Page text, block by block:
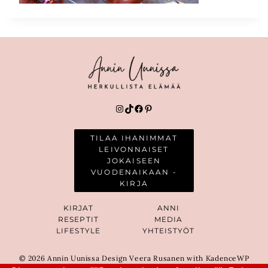
Instagram
TikTok
Facebook
Pinterest
TILAA IHANIMMAT
LEIVONNAISET
JOKAISEEN
VUODENAIKAAN -
KIRJA
KIRJAT
RESEPTIT
LIFESTYLE
ANNI
MEDIA
YHTEISTYÖT
© 2026 Annin Uunissa Design Veera Rusanen with KadenceWP